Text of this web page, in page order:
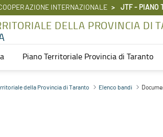
INTERNAZIONALE JTF - PIANO
DELLA PROVINCIA DI
Piano Territoriale Provincia di Taranto
Piano Territoriale della Provincia di Taranto
della Provincia di Taranto Elenco bandi